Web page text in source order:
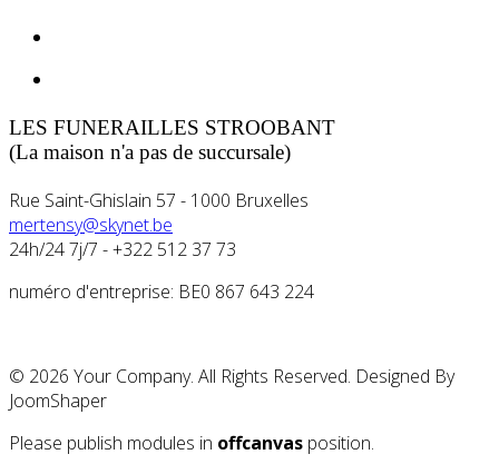
LES FUNERAILLES STROOBANT
(La maison n'a pas de succursale)
Rue Saint-Ghislain 57 - 1000 Bruxelles
mertensy@skynet.be
24h/24 7j/7 -+322 512 37 73
numéro d'entreprise: BE0 867 643 224
© 2026 Your Company. All Rights Reserved. Designed By
JoomShaper
Please publish modules in offcanvas position.